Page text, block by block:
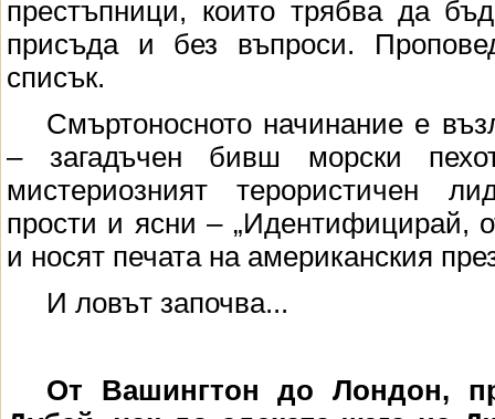
престъпници, които трябва да
присъда и без въпроси.
списък.
Смъртоносното начинание е
– загадъчен бивш морски
мистериозният терористичен
прости и ясни – „Идентифицирай,
и носят печата на американския
И ловът започва...
От Вашингтон до Лондон,